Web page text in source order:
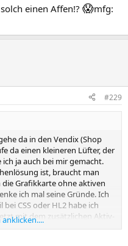
einen Affen!? 😱mfg:
#229
da in den Vendix (Shop
da einen kleineren Lüfter, der
ja auch bei mir gemacht.
ist, braucht man
Grafikkarte ohne aktiven
ich mal seine Gründe. Ich
CSS oder HL2 habe ich
mit dem zusätzlichen Aktiv-
😀...